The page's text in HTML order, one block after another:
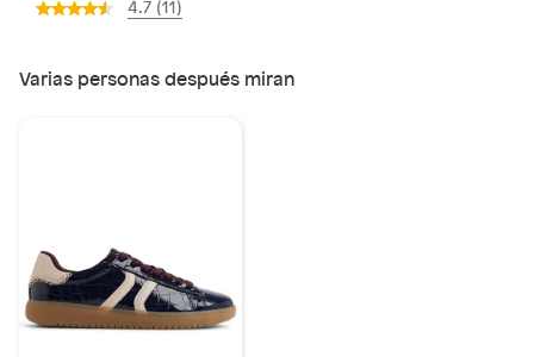
n
4.7 (11)
Varias personas después miran